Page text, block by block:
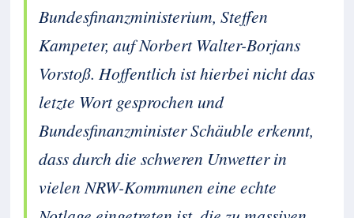
Bundesfinanzministerium, Steffen
Kampeter, auf Norbert Walter-Borjans
Vorstoß. Hoffentlich ist hierbei nicht das
letzte Wort gesprochen und
Bundesfinanzminister Schäuble erkennt,
dass durch die schweren Unwetter in
vielen NRW-Kommunen eine echte